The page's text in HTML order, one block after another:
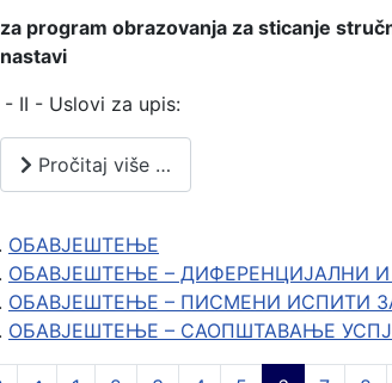
za program obrazovanja za sticanje
nastavi
- II - Uslovi za upis:
Pročitaj više …
ОБАВЈЕШТЕЊЕ
ОБАВЈЕШТЕЊЕ – ДИФЕРЕНЦИЈАЛНИ
ОБАВЈЕШТЕЊЕ – ПИСМЕНИ ИСПИТИ
ОБАВЈЕШТЕЊЕ – САОПШТАВАЊЕ